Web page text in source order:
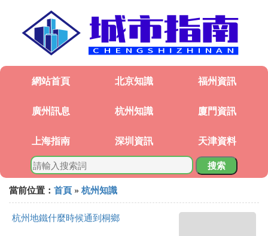
網站首頁 北京知識 福州資訊
廣州訊息 杭州知識 廈門資訊
上海指南 深圳資訊 天津資料
搜索
當前位置： 首頁 » 杭州知識
杭州地鐵什麼時候通到桐鄉